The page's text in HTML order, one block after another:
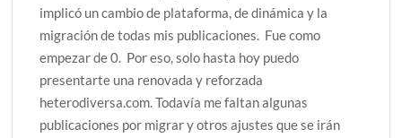
implicó un cambio de plataforma, de dinámica y la
migración de todas mis publicaciones. Fue como
empezar de 0. Por eso, solo hasta hoy puedo
presentarte una renovada y reforzada
heterodiversa.com. Todavía me faltan algunas
publicaciones por migrar y otros ajustes que se irán